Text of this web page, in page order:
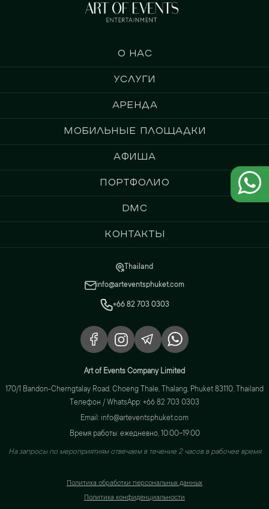
О нас
Услуги
Аренда
Мобильные площадки
Афиша
Портфолио
DMC
Контакты
Thailand
info@arteventsphuket.com
+66 82 703 0303
Art of Events Company Limited
170/1 Bandon-Cherngtalay Road, Choeng Thale, Thalang, Phuket 83110, Thailand
Телефон / WhatsApp: +66 82 703 0303
Email: info@arteventsphuket.com
Время работы: ежедневно, 10:00–19:00
На запросы по мероприятиям отвечаем в течение 2 часов в рабочее время
Политика обработки персональных данных
Политика конфиденциальности